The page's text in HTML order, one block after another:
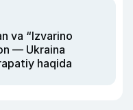
va “Izvarino
— Ukraina
haqida